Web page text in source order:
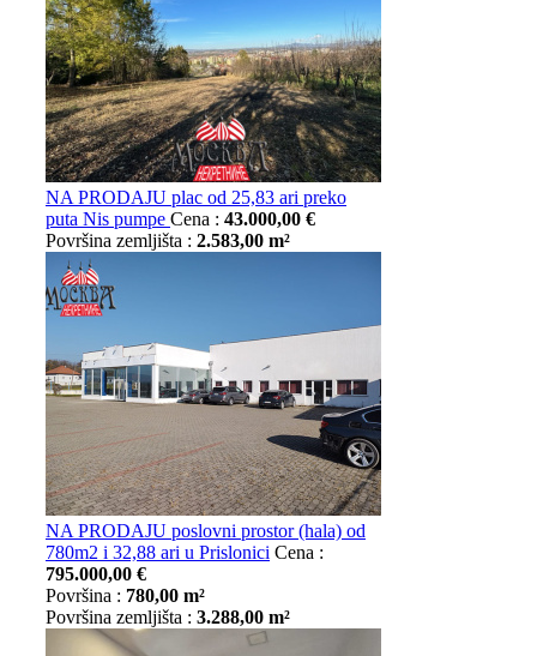
NA PRODAJU plac od 25,83 ari preko
puta Nis pumpe Cena : 43.000,00 €
Površina zemljišta : 2.583,00 m²
NA PRODAJU poslovni prostor (hala) od
780m2 i 32,88 ari u Prislonici Cena :
795.000,00 €
Površina : 780,00 m²
Površina zemljišta : 3.288,00 m²